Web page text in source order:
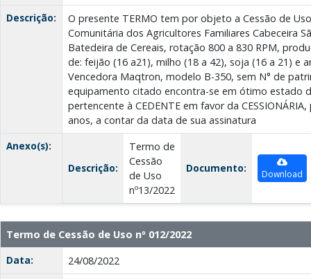
Descrição:
O presente TERMO tem por objeto a Cessão de
Comunitária dos Agricultores Familiares Cabeceira
Batedeira de Cereais, rotação 800 a 830 RPM,
de: feijão (16 a21), milho (18 a 42), soja (16 a 21) e
Vencedora Maqtron, modelo B-350, sem N° de
equipamento citado encontra-se em ótimo estado
pertencente à CEDENTE em favor da
anos, a contar da data de sua assinatura
Anexo(s):
Descrição:
Termo de
Cessão
de Uso
nº13/2022
Documento: Download
Termo de Cessão de Uso nº 012/2022
Data:
24/08/2022